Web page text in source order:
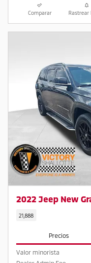
Comparar Rastrear
2022 Jeep New
21,888
Precios
Valor minorista